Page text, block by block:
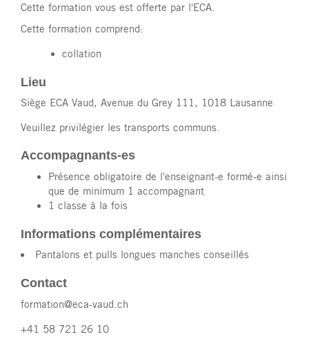
Cette formation vous est offerte par l'ECA.
Cette formation comprend:
collation
Lieu
Siège ECA Vaud, Avenue du Grey 111, 1018 Lausanne
Veuillez privilégier les transports communs.
Accompagnants-es
Présence obligatoire de l'enseignant-e formé-e ainsi
que de minimum 1 accompagnant
1 classe à la fois
Informations complémentaires
Pantalons et pulls longues manches conseillés
Contact
formation@eca-vaud.ch
+41 58 721 26 10